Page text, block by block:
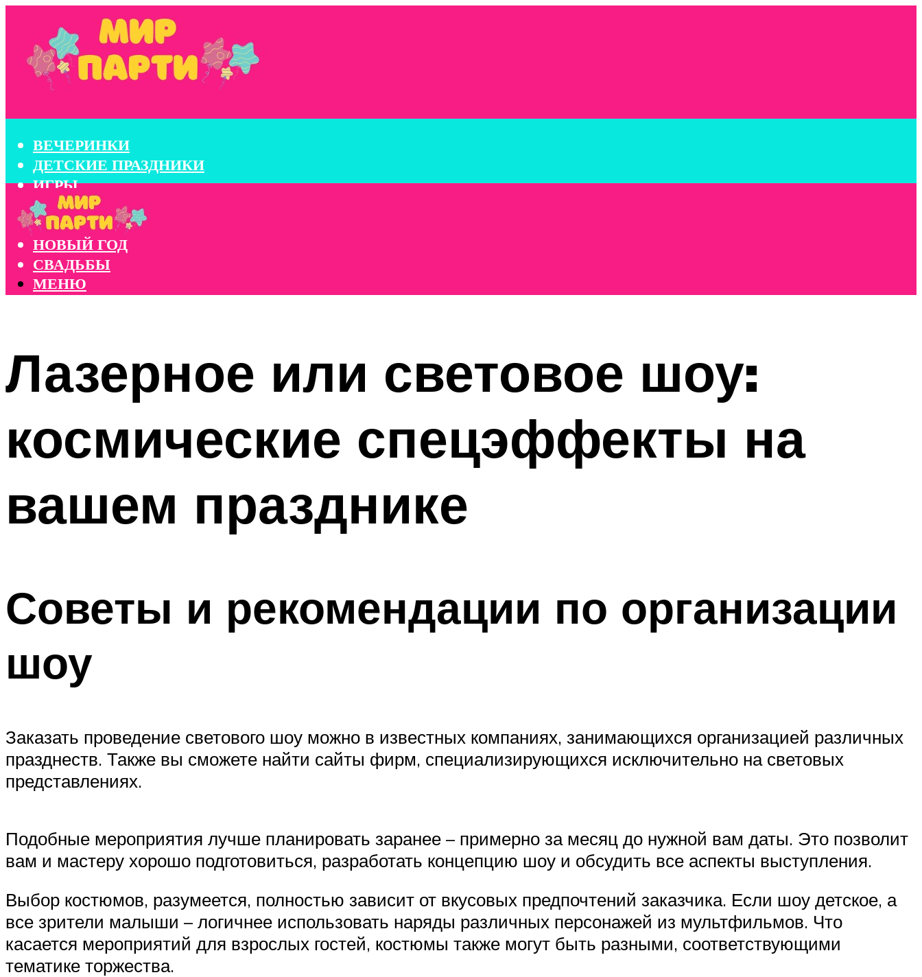
ВЕЧЕРИНКИ
ДЕТСКИЕ ПРАЗДНИКИ
ИГРЫ
КОНКУРСЫ
КОРПОРАТИВЫ
НОВЫЙ ГОД
СВАДЬБЫ
МЕНЮ
Лазерное или световое шоу:
космические спецэффекты на
вашем празднике
Советы и рекомендации по организации
шоу
Заказать проведение светового шоу можно в известных компаниях, занимающихся организацией различных
празднеств. Также вы сможете найти сайты фирм, специализирующихся исключительно на световых
представлениях.
Подобные мероприятия лучше планировать заранее – примерно за месяц до нужной вам даты. Это позволит
вам и мастеру хорошо подготовиться, разработать концепцию шоу и обсудить все аспекты выступления.
Выбор костюмов, разумеется, полностью зависит от вкусовых предпочтений заказчика. Если шоу детское, а
все зрители малыши – логичнее использовать наряды различных персонажей из мультфильмов. Что
касается мероприятий для взрослых гостей, костюмы также могут быть разными, соответствующими
тематике торжества.